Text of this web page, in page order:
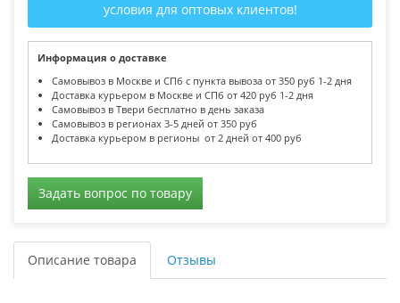
условия для оптовых клиентов!
Информация о доставке
Самовывоз в Москве и СПб с пункта вывоза от 350 руб 1-2 дня
Доставка курьером в Москве и СПб от 420 руб 1-2 дня
Самовывоз в Твери бесплатно в день заказа
Самовывоз в регионах 3-5 дней от 350 руб
Доставка курьером в регионы от 2 дней от 400 руб
Задать вопрос по товару
Описание товара Отзывы